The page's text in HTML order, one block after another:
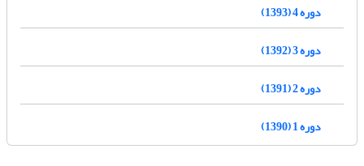
دوره 4 (1393)
دوره 3 (1392)
دوره 2 (1391)
دوره 1 (1390)